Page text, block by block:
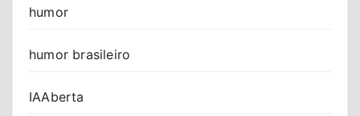
humor
humor brasileiro
IAAberta